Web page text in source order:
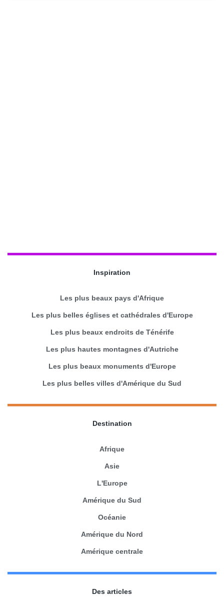
Inspiration
Les plus beaux pays d'Afrique
Les plus belles églises et cathédrales d'Europe
Les plus beaux endroits de Ténérife
Les plus hautes montagnes d'Autriche
Les plus beaux monuments d'Europe
Les plus belles villes d'Amérique du Sud
Destination
Afrique
Asie
L'Europe
Amérique du Sud
Océanie
Amérique du Nord
Amérique centrale
Des articles